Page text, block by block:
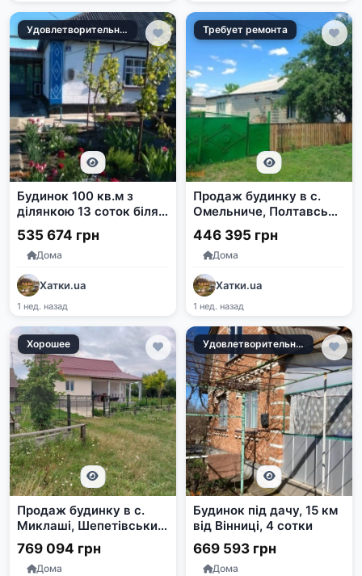
Удовлетворительное
Будинок 100 кв.м з
ділянкою 13 соток біля
річки Синиця, м.
Благовіщенське
535 674 грн
Дома
Хатки.ua
1 нед. назад
Требует ремонта
Продаж будинку в с.
Омельниче, Полтавська
область, 67 кв.м, 1 га
землі
446 395 грн
Дома
Хатки.ua
1 нед. назад
Хорошее
Продаж будинку в с.
Миклаші, Шепетівський
район, Хмельницька
область
769 094 грн
Дома
Удовлетворительное
Будинок під дачу, 15 км
від Вінниці, 4 сотки
669 593 грн
Дома